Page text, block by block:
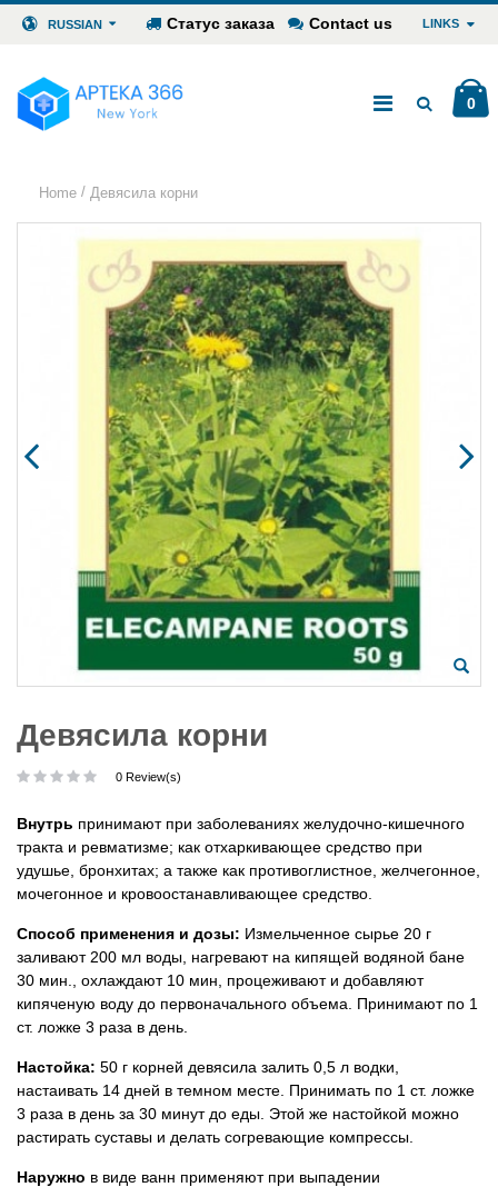
RUSSIAN Статус заказа Contact us LINKS
0
Home / Девясила корни
Девясила корни
0 Review(s)
Внутрь принимают при заболеваниях желудочно-кишечного
тракта и ревматизме; как отхаркивающее средство при
удушье, бронхитах; а также как противоглистное, желчегонное,
мочегонное и кровоостанавливающее средство.
Способ применения и дозы: Измельченное сырье 20 г
заливают 200 мл воды, нагревают на кипящей водяной бане
30 мин., охлаждают 10 мин, процеживают и добавляют
кипяченую воду до первоначального объема. Принимают по 1
ст. ложке 3 раза в день.
Настойка: 50 г корней девясила залить 0,5 л водки,
настаивать 14 дней в темном месте. Принимать по 1 ст. ложке
3 раза в день за 30 минут до еды. Этой же настойкой можно
растирать суставы и делать согревающие компрессы.
Наружно в виде ванн применяют при выпадении